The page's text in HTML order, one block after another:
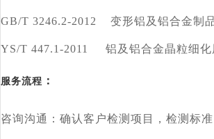
GB/T 3246.2-2012 变形铝及铝合金制
YS/T 447.1-2011 铝及铝合金晶粒细化
服务流程 ：
咨询沟通：确认客户检测项目，检测标